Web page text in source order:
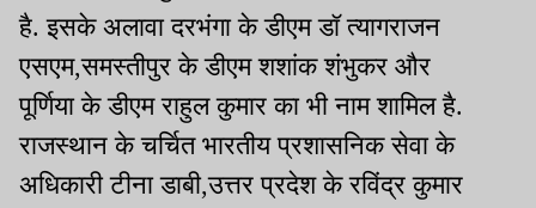
है. इसके अलावा दरभंगा के डीएम डॉ त्यागराजन
एसएम,समस्तीपुर के डीएम शशांक शंभुकर और
पूर्णिया के डीएम राहुल कुमार का भी नाम शामिल है.
राजस्थान के चर्चित भारतीय प्रशासनिक सेवा के
अधिकारी टीना डाबी,उत्तर प्रदेश के रविंद्र कुमार